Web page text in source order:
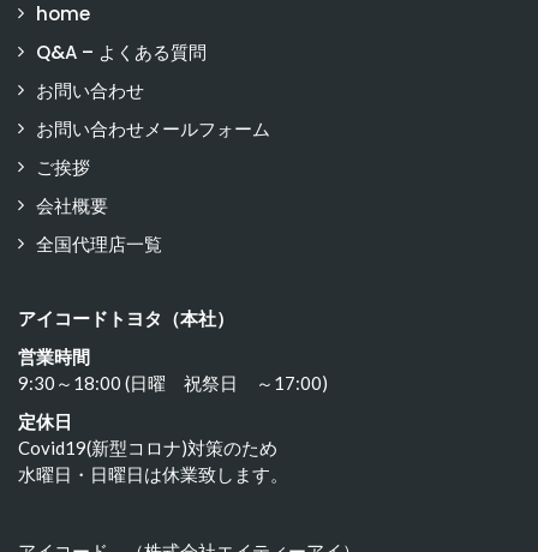
home
Q&A – よくある質問
お問い合わせ
お問い合わせメールフォーム
ご挨拶
会社概要
全国代理店一覧
アイコードトヨタ（本社）
営業時間
9:30～18:00 (日曜 祝祭日 ～17:00)
定休日
Covid19(新型コロナ)対策のため
水曜日・日曜日は休業致します。